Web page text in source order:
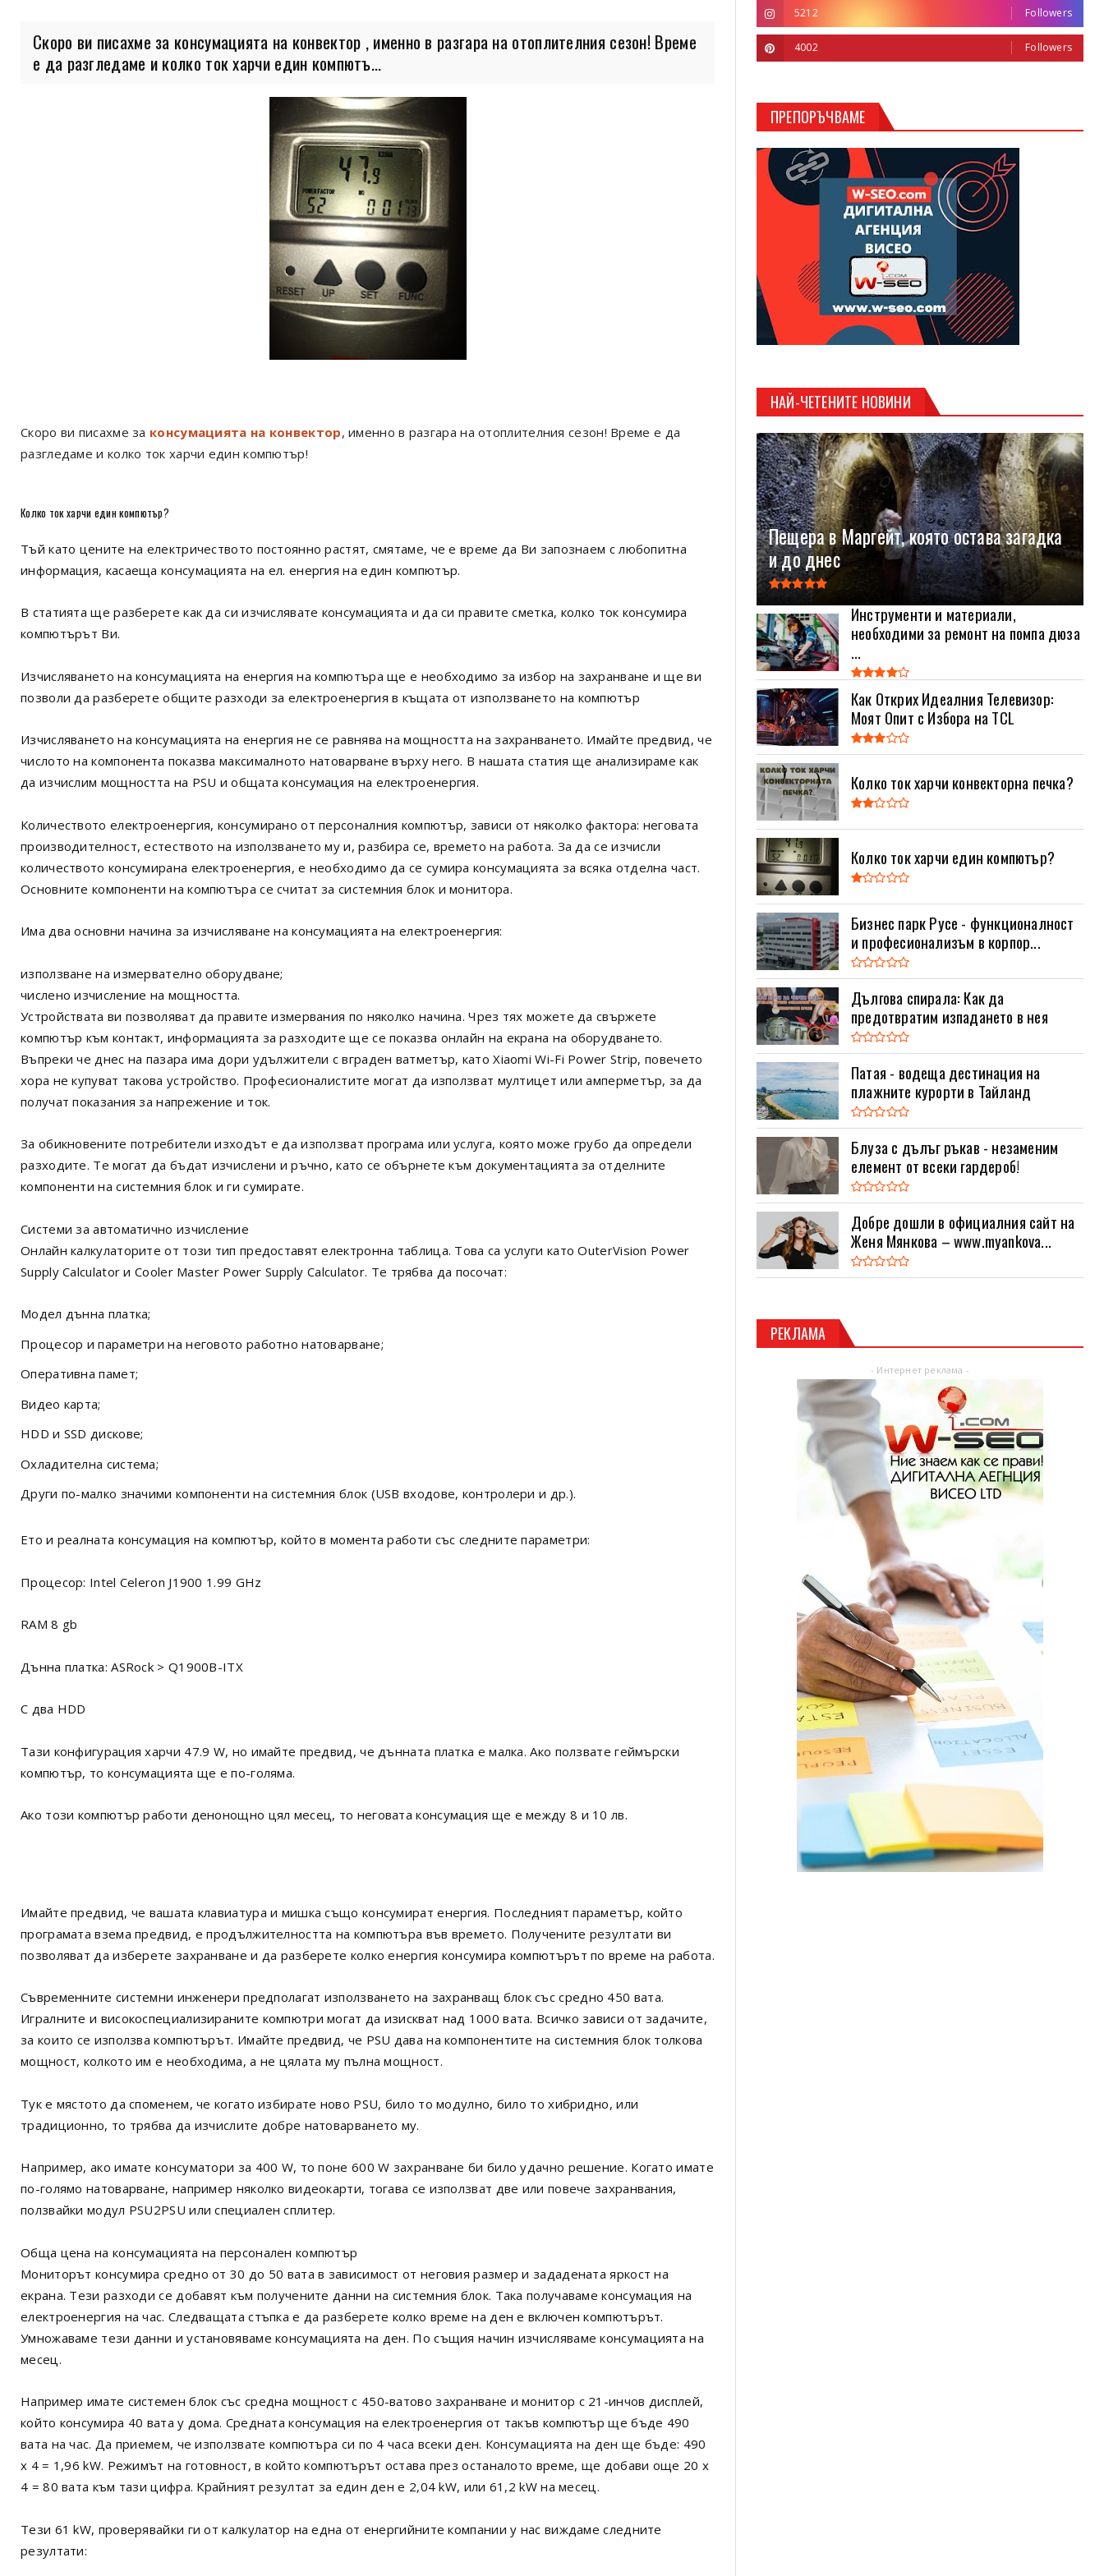
Скоро ви писахме за консумацията на конвектор , именно в разгара на отоплителния сезон! Време
е да разгледаме и колко ток харчи един компютъ...
Скоро ви писахме за консумацията на конвектор, именно в разгара на отоплителния сезон! Време е да
разгледаме и колко ток харчи един компютър!
Колко ток харчи един компютър?
Тъй като цените на електричеството постоянно растят, смятаме, че е време да Ви запознаем с любопитна
информация, касаеща консумацията на ел. енергия на един компютър.
В статията ще разберете как да си изчислявате консумацията и да си правите сметка, колко ток консумира
компютърът Ви.
Изчисляването на консумацията на енергия на компютъра ще е необходимо за избор на захранване и ще ви
позволи да разберете общите разходи за електроенергия в къщата от използването на компютър
Изчисляването на консумацията на енергия не се равнява на мощността на захранването. Имайте предвид, че
числото на компонента показва максималното натоварване върху него. В нашата статия ще анализираме как
да изчислим мощността на PSU и общата консумация на електроенергия.
Количеството електроенергия, консумирано от персоналния компютър, зависи от няколко фактора: неговата
производителност, естеството на използването му и, разбира се, времето на работа. За да се изчисли
количеството консумирана електроенергия, е необходимо да се сумира консумацията за всяка отделна част.
Основните компоненти на компютъра се считат за системния блок и монитора.
Има два основни начина за изчисляване на консумацията на електроенергия:
използване на измервателно оборудване;
числено изчисление на мощността.
Устройствата ви позволяват да правите измервания по няколко начина. Чрез тях можете да свържете
компютър към контакт, информацията за разходите ще се показва онлайн на екрана на оборудването.
Въпреки че днес на пазара има дори удължители с вграден ватметър, като Xiaomi Wi-Fi Power Strip, повечето
хора не купуват такова устройство. Професионалистите могат да използват мултицет или амперметър, за да
получат показания за напрежение и ток.
За обикновените потребители изходът е да използват програма или услуга, която може грубо да определи
разходите. Те могат да бъдат изчислени и ръчно, като се обърнете към документацията за отделните
компоненти на системния блок и ги сумирате.
Системи за автоматично изчисление
Онлайн калкулаторите от този тип предоставят електронна таблица. Това са услуги като OuterVision Power
Supply Calculator и Cooler Master Power Supply Calculator. Те трябва да посочат:
Модел дънна платка;
Процесор и параметри на неговото работно натоварване;
Оперативна памет;
Видео карта;
HDD и SSD дискове;
Охладителна система;
Други по-малко значими компоненти на системния блок (USB входове, контролери и др.).
Ето и реалната консумация на компютър, който в момента работи със следните параметри:
Процесор: Intel Celeron J1900 1.99 GHz
RAM 8 gb
Дънна платка: ASRock > Q1900B-ITX
С два HDD
Тази конфигурация харчи 47.9 W, но имайте предвид, че дънната платка е малка. Ако ползвате геймърски
компютър, то консумацията ще е по-голяма.
Ако този компютър работи денонощно цял месец, то неговата консумация ще е между 8 и 10 лв.
Имайте предвид, че вашата клавиатура и мишка също консумират енергия. Последният параметър, който
програмата взема предвид, е продължителността на компютъра във времето. Получените резултати ви
позволяват да изберете захранване и да разберете колко енергия консумира компютърът по време на работа.
Съвременните системни инженери предполагат използването на захранващ блок със средно 450 вата.
Игралните и високоспециализираните компютри могат да изискват над 1000 вата. Всичко зависи от задачите,
за които се използва компютърът. Имайте предвид, че PSU дава на компонентите на системния блок толкова
мощност, колкото им е необходима, а не цялата му пълна мощност.
Тук е мястото да споменем, че когато избирате ново PSU, било то модулно, било то хибридно, или
традиционно, то трябва да изчислите добре натоварването му.
Например, ако имате консуматори за 400 W, то поне 600 W захранване би било удачно решение. Когато имате
по-голямо натоварване, например няколко видеокарти, тогава се използват две или повече захранвания,
ползвайки модул PSU2PSU или специален сплитер.
Обща цена на консумацията на персонален компютър
Мониторът консумира средно от 30 до 50 вата в зависимост от неговия размер и зададената яркост на
екрана. Тези разходи се добавят към получените данни на системния блок. Така получаваме консумация на
електроенергия на час. Следващата стъпка е да разберете колко време на ден е включен компютърът.
Умножаваме тези данни и установяваме консумацията на ден. По същия начин изчисляваме консумацията на
месец.
Например имате системен блок със средна мощност с 450-ватово захранване и монитор с 21-инчов дисплей,
който консумира 40 вата у дома. Средната консумация на електроенергия от такъв компютър ще бъде 490
вата на час. Да приемем, че използвате компютъра си по 4 часа всеки ден. Консумацията на ден ще бъде: 490
x 4 = 1,96 kW. Режимът на готовност, в който компютърът остава през останалото време, ще добави още 20 x
4 = 80 вата към тази цифра. Крайният резултат за един ден е 2,04 kW, или 61,2 kW на месец.
Тези 61 kW, проверявайки ги от калкулатор на една от енергийните компании у нас виждаме следните
резултати:
5212 Followers
4002 Followers
ПРЕПОРЪЧВАМЕ
НАЙ-ЧЕТЕНИТЕ НОВИНИ
Пещера в Маргейт, която остава загадка
и до днес
Инструменти и материали,
необходими за ремонт на помпа дюза
...
Как Открих Идеалния Телевизор:
Моят Опит с Избора на TCL
Колко ток харчи конвекторна печка?
Колко ток харчи един компютър?
Бизнес парк Русе - функционалност
и професионализъм в корпор...
Дългова спирала: Как да
предотвратим изпадането в нея
Патая - водеща дестинация на
плажните курорти в Тайланд
Блуза с дълъг ръкав - незаменим
елемент от всеки гардероб!
Добре дошли в официалния сайт на
Женя Мянкова – www.myankova...
РЕКЛАМА
- Интернет реклама -